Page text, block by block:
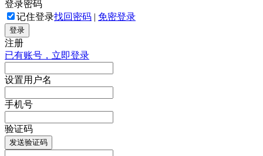
登录密码
记住登录找回密码 | 免密登录
登录
注册
已有账号，立即登录
设置用户名
手机号
验证码
发送验证码